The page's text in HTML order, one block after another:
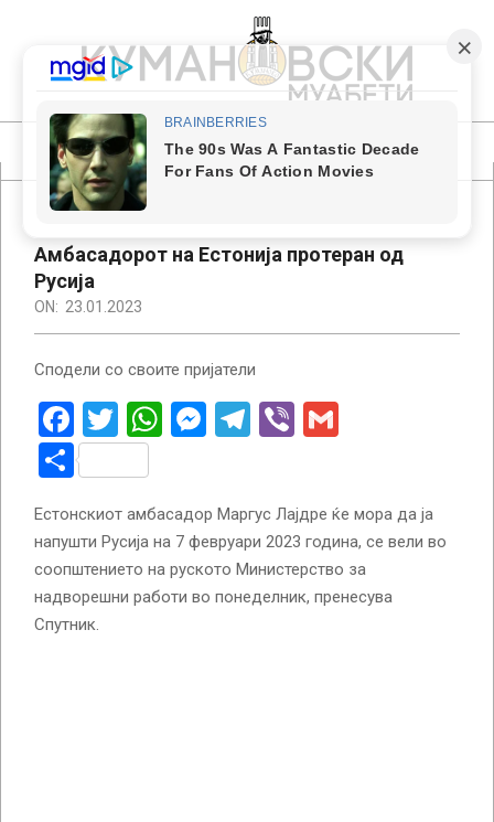
content
КУМАНОВСКИ
МУАБЕТИ
Primary
Navigation
Амбасадорот на Естонија протеран од
Русија
ON: 23.01.2023
Сподели со своите пријатели
Facebook
Twitter
WhatsApp
Messenger
Telegram
Viber
Share
Естонскиот амбасадор Маргус Лајдре ќе мора да ја
напушти Русија на 7 февруари 2023 година, се вели во
соопштението на руското Министерство за
надворешни работи во понеделник, пренесува
Спутник.